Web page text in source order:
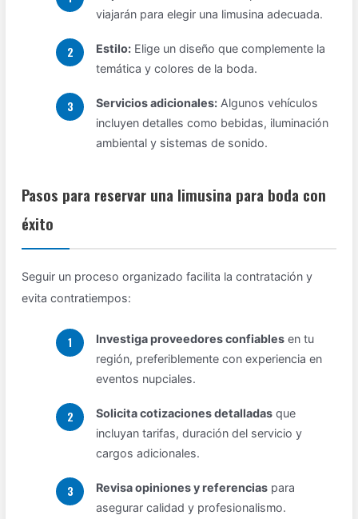
viajarán para elegir una limusina adecuada.
Estilo: Elige un diseño que complemente la
temática y colores de la boda.
Servicios adicionales: Algunos vehículos
incluyen detalles como bebidas, iluminación
ambiental y sistemas de sonido.
Pasos para reservar una limusina para boda con
éxito
Seguir un proceso organizado facilita la contratación y
evita contratiempos:
Investiga proveedores confiables en tu
región, preferiblemente con experiencia en
eventos nupciales.
Solicita cotizaciones detalladas que
incluyan tarifas, duración del servicio y
cargos adicionales.
Revisa opiniones y referencias para
asegurar calidad y profesionalismo.